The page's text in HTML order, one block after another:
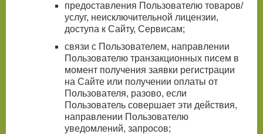
предоставления Пользователю товаров/
услуг, неисключительной лицензии,
доступа к Сайту, Сервисам;
связи с Пользователем, направлении
Пользователю транзакционных писем в
момент получения заявки регистрации
на Сайте или получении оплаты от
Пользователя, разово, если
Пользователь совершает эти действия,
направлении Пользователю
уведомлений, запросов;